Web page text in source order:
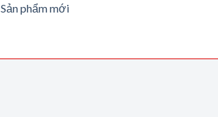
Sản phẩm mới